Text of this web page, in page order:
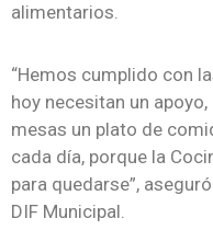
alimentarios.
“Hemos cumplido con
hoy necesitan un
mesas un plato de
cada día, porque la
para quedarse”,
DIF Municipal.